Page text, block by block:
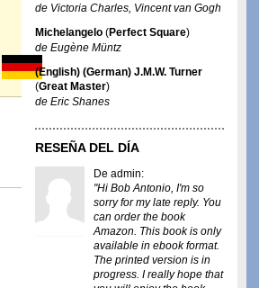
de Victoria Charles, Vincent van Gogh
Michelangelo (Perfect Square)
de Eugène Müntz
(English) (German) J.M.W. Turner
(Great Master)
de Eric Shanes
RESEÑA DEL DÍA
De admin:
"Hi Bob Antonio, I'm so
sorry for my late reply. You
can order the book
Amazon. This book is only
available in ebook format.
The printed version is in
progress. I really hope that